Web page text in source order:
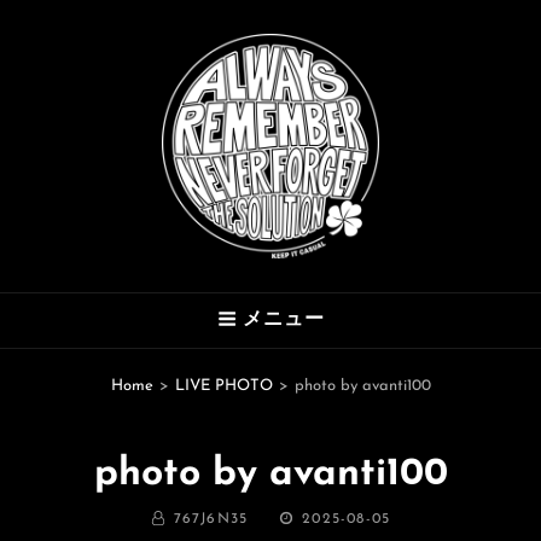
THE SOLUTION
Hard Mod Collective
メニュー
Home > LIVE PHOTO > photo by avanti100
photo by avanti100
BY 767J6N35
投
2025-08-05